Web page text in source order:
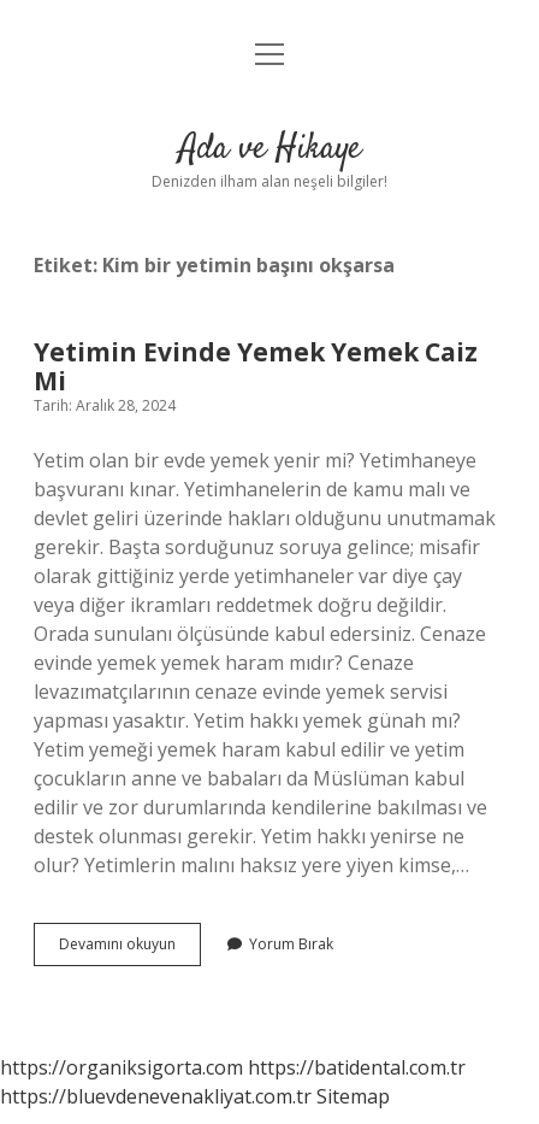
Anasayfa
Yasal Uyarı
menüyü
Ada ve Hikaye
Denizden ilham alan neşeli bilgiler!
Etiket: Kim bir yetimin başını okşarsa
Yetimin Evinde Yemek Yemek Caiz
Mi
Tarih: Aralık 28, 2024
Yetim olan bir evde yemek yenir mi? Yetimhaneye
başvuranı kınar. Yetimhanelerin de kamu malı ve
devlet geliri üzerinde hakları olduğunu unutmamak
gerekir. Başta sorduğunuz soruya gelince; misafir
olarak gittiğiniz yerde yetimhaneler var diye çay
veya diğer ikramları reddetmek doğru değildir.
Orada sunulanı ölçüsünde kabul edersiniz. Cenaze
evinde yemek yemek haram mıdır? Cenaze
levazımatçılarının cenaze evinde yemek servisi
yapması yasaktır. Yetim hakkı yemek günah mı?
Yetim yemeği yemek haram kabul edilir ve yetim
çocukların anne ve babaları da Müslüman kabul
edilir ve zor durumlarında kendilerine bakılması ve
destek olunması gerekir. Yetim hakkı yenirse ne
olur? Yetimlerin malını haksız yere yiyen kimse,…
Devamını okuyun
Evinde
Yorum Bırak
https://organiksigorta.com https://batidental.com.tr
https://bluevdenevenakliyat.com.trSitemap